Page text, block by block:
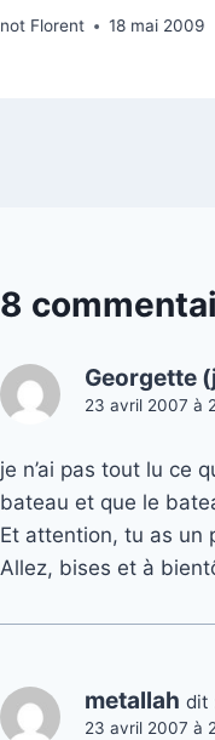
Florent 18 mai 2009
8
Georgette
23 avril 2007 à
je n’ai pas tout lu ce
bateau et que le
Et attention, tu as un
Allez, bises et à
metallah dit
23 avril 2007 à